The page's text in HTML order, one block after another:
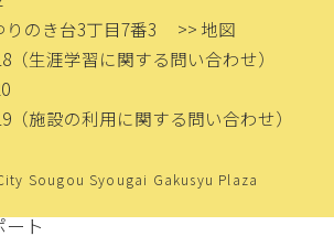
りのき台3丁目7番3
>> 地図
（生涯学習に関する問い合わせ）
（施設の利用に関する問い合わせ）
Sougou Syougai Gakusyu Plaza